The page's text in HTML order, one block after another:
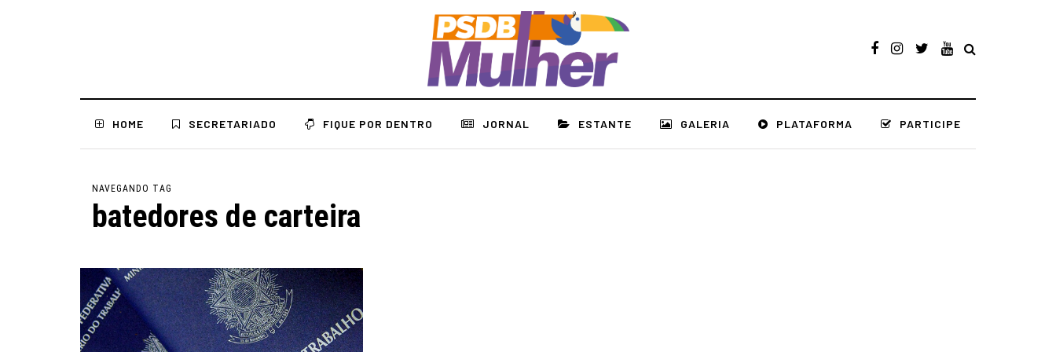
HOME SECRETARIADO FIQUE POR DENTRO JORNAL ESTANTE GALERIA PLATAFORMA PARTICIPE
NAVEGANDO TAG
batedores de carteira